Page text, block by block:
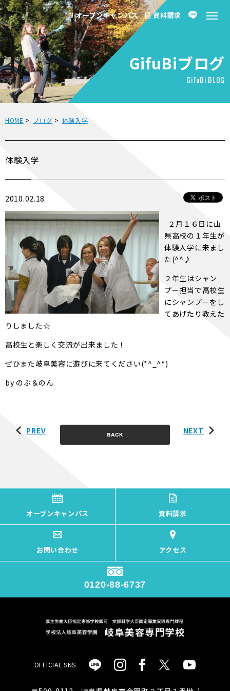
オープンキャンパス 資料請求
GifuBiブログ
GifuBi BLOG
HOME > ブログ > 体験入学
体験入学
2010.02.18
２月１６日に山
県高校の１年生が
体験入学に来まし
た(^^♪
２年生はシャン
プー担当で高校生
にシャンプーをし
てあげたり教えた
りしました☆
高校生と楽しく交流が出来ました！
ぜひまた岐阜美容に遊びに来てください(*^_^*)
by のぶ＆のん
PREV NEXT
オープンキャンパス 資料請求
お問い合わせ アクセス
0120-88-6737
OFFICIAL SNS